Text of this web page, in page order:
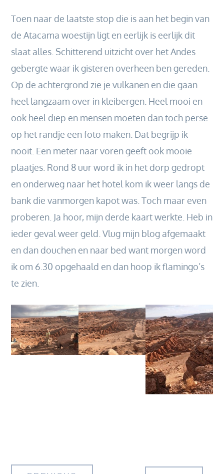
Toen naar de laatste stop die is aan het begin van
de Atacama woestijn ligt en eerlijk is eerlijk dit
slaat alles. Schitterend uitzicht over het Andes
gebergte waar ik gisteren overheen ben gereden.
Op de achtergrond zie je vulkanen en die gaan
heel langzaam over in kleibergen. Heel mooi en
ook heel diep en mensen moeten dan toch perse
op het randje een foto maken. Dat begrijp ik
nooit. Een meter naar voren geeft ook mooie
plaatjes. Rond 8 uur word ik in het dorp gedropt
en onderweg naar het hotel kom ik weer langs de
bank die vanmorgen kapot was. Toch maar even
proberen. Ja hoor, mijn derde kaart werkte. Heb in
ieder geval weer geld. Vlug mijn blog afgemaakt
en dan douchen en naar bed want morgen word
ik om 6.30 opgehaald en dan hoop ik flamingo’s
te zien.